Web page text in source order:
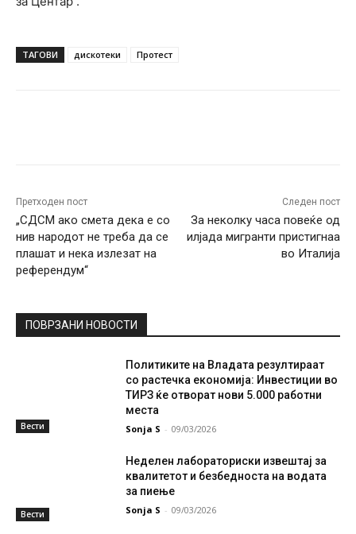
ТАГОВИ дискотеки Протест
Претходен пост
„СДСМ ако смета дека е со
нив народот не треба да се
плашат и нека излезат на
референдум“
Следен пост
За неколку часа повеќе од
илјада мигранти пристигнаа
во Италија
ПОВРЗАНИ НОВОСТИ
Вести
Политиките на Владата резултираат
со растечка економија: Инвестиции во
ТИРЗ ќе отворат нови 5.000 работни
места
Sonja S - 09/03/2026
Вести
Неделен лабораториски извештај за
квалитетот и безбедноста на водата
за пиење
Sonja S - 09/03/2026